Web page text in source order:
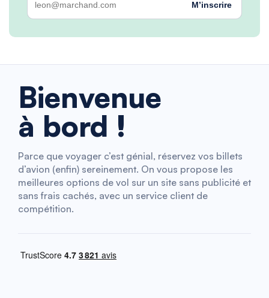
M’inscrire
Bienvenue
à bord !
Parce que voyager c’est génial, réservez vos billets
d’avion (enfin) sereinement. On vous propose les
meilleures options de vol sur un site sans publicité et
sans frais cachés, avec un service client de
compétition.